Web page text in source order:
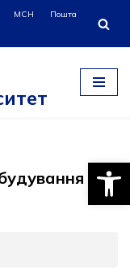
МСН
Пошта